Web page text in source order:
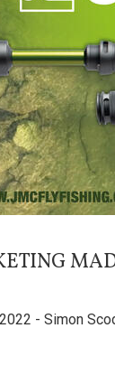
- Simon